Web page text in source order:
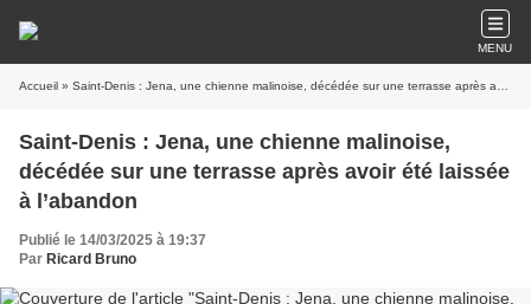
MENU
Accueil » Saint-Denis : Jena, une chienne malinoise, décédée sur une terrasse après avoir été laissée à l’abandon
Saint-Denis : Jena, une chienne malinoise,
décédée sur une terrasse après avoir été laissée
à l’abandon
Publié le 14/03/2025 à 19:37
Par Ricard Bruno